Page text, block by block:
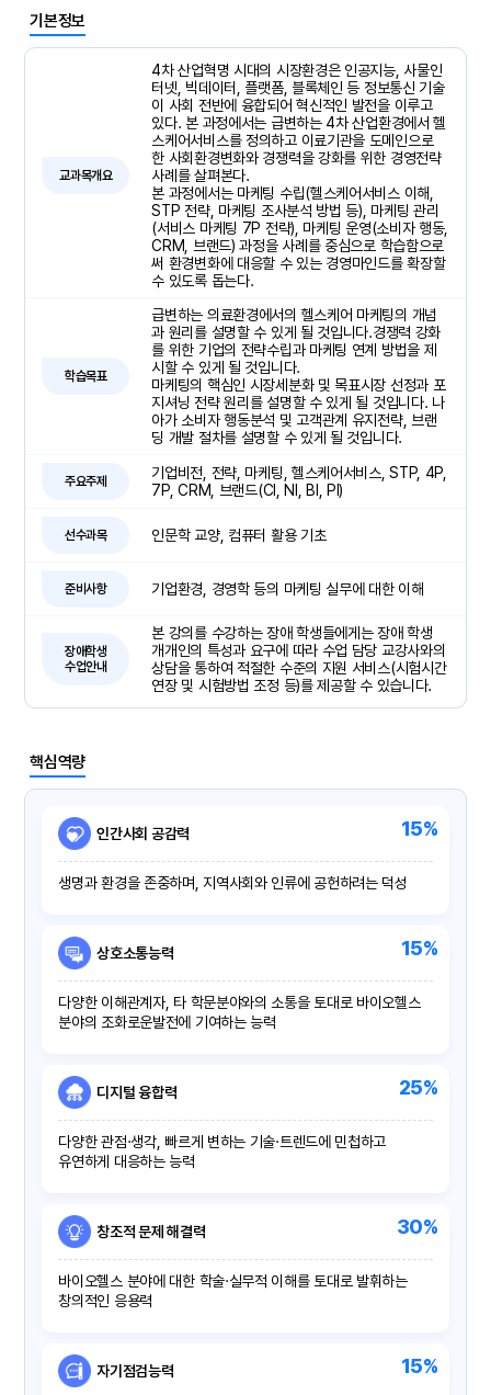
기본정보
교과목개요
4차 산업혁명 시대의 시장환경은 인공지능, 사물인
터넷, 빅데이터, 플랫폼, 블록체인 등 정보통신 기술
이 사회 전반에 융합되어 혁신적인 발전을 이루고
있다. 본 과정에서는 급변하는 4차 산업환경에서 헬
스케어서비스를 정의하고 이료기관을 도메인으로
한 사회환경변화와 경쟁력을 강화를 위한 경영전략
사례를 살펴본다.
본 과정에서는 마케팅 수립(헬스케어서비스 이해,
STP 전략, 마케팅 조사분석 방법 등), 마케팅 관리
(서비스 마케팅 7P 전략), 마케팅 운영(소비자 행동,
CRM, 브랜드) 과정을 사례를 중심으로 학습함으로
써 환경변화에 대응할 수 있는 경영마인드를 확장할
수 있도록 돕는다.
학습목표
급변하는 의료환경에서의 헬스케어 마케팅의 개념
과 원리를 설명할 수 있게 될 것입니다.경쟁력 강화
를 위한 기업의 전략수립과 마케팅 연계 방법을 제
시할 수 있게 될 것입니다.
마케팅의 핵심인 시장세분화 및 목표시장 선정과 포
지셔닝 전략 원리를 설명할 수 있게 될 것입니다. 나
아가 소비자 행동분석 및 고객관계 유지전략, 브랜
딩 개발 절차를 설명할 수 있게 될 것입니다.
주요주제
기업비전, 전략, 마케팅, 헬스케어서비스, STP, 4P,
7P, CRM, 브랜드(CI, NI, BI, PI)
선수과목 인문학 교양, 컴퓨터 활용 기초
준비사항 기업환경, 경영학 등의 마케팅 실무에 대한 이해
장애학생
수업안내
본 강의를 수강하는 장애 학생들에게는 장애 학생
개개인의 특성과 요구에 따라 수업 담당 교강사와의
상담을 통하여 적절한 수준의 지원 서비스(시험시간
연장 및 시험방법 조정 등)를 제공할 수 있습니다.
핵심역량
인간사회 공감력
생명과 환경을 존중하며, 지역사회와 인류에 공헌하려는 덕성
15%
상호소통능력
다양한 이해관계자, 타 학문분야와의 소통을 토대로 바이오헬스
분야의 조화로운발전에 기여하는 능력
15%
디지털 융합력
다양한 관점·생각, 빠르게 변하는 기술·트렌드에 민첩하고
유연하게 대응하는 능력
25%
창조적 문제 해결력
바이오헬스 분야에 대한 학술·실무적 이해를 토대로 발휘하는
창의적인 응용력
30%
자기점검능력 15%